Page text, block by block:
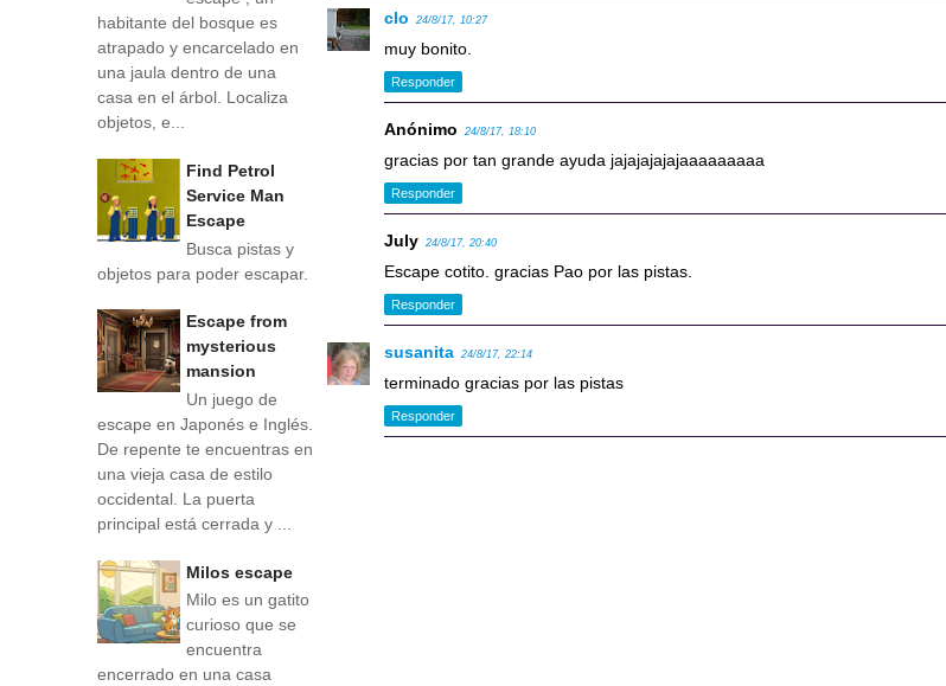
clo 24/8/17, 10:27
muy bonito.
Responder
Anónimo 24/8/17, 18:10
gracias por tan grande ayuda jajajajajajaaaaaaaaa
Responder
July 24/8/17, 20:40
Escape cotito. gracias Pao por las pistas.
Responder
susanita 24/8/17, 22:14
terminado gracias por las pistas
Responder
habitante del bosque es
atrapado y encarcelado en
una jaula dentro de una
casa en el árbol. Localiza
objetos, e...
Find Petrol
Service Man
Escape
Busca pistas y
objetos para poder escapar.
Escape from
mysterious
mansion
Un juego de
escape en Japonés e Inglés.
De repente te encuentras en
una vieja casa de estilo
occidental. La puerta
principal está cerrada y ...
Milos escape
Milo es un gatito
curioso que se
encuentra
encerrado en una casa